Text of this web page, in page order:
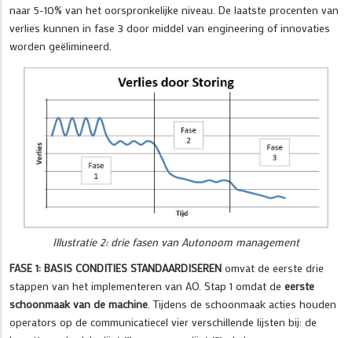
naar 5-10% van het oorspronkelijke niveau. De laatste procenten van
verlies kunnen in fase 3 door middel van engineering of innovaties
worden geëlimineerd.
Illustratie 2: drie fasen van Autonoom management
FASE 1: BASIS CONDITIES STANDAARDISEREN omvat de eerste drie
stappen van het implementeren van AO. Stap 1 omdat de eerste
schoonmaak van de machine . Tijdens de schoonmaak acties houden
operators op de communicatiecel vier verschillende lijsten bij: de